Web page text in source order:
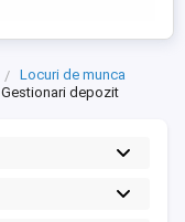
Locuri de munca
Gestionari depozit